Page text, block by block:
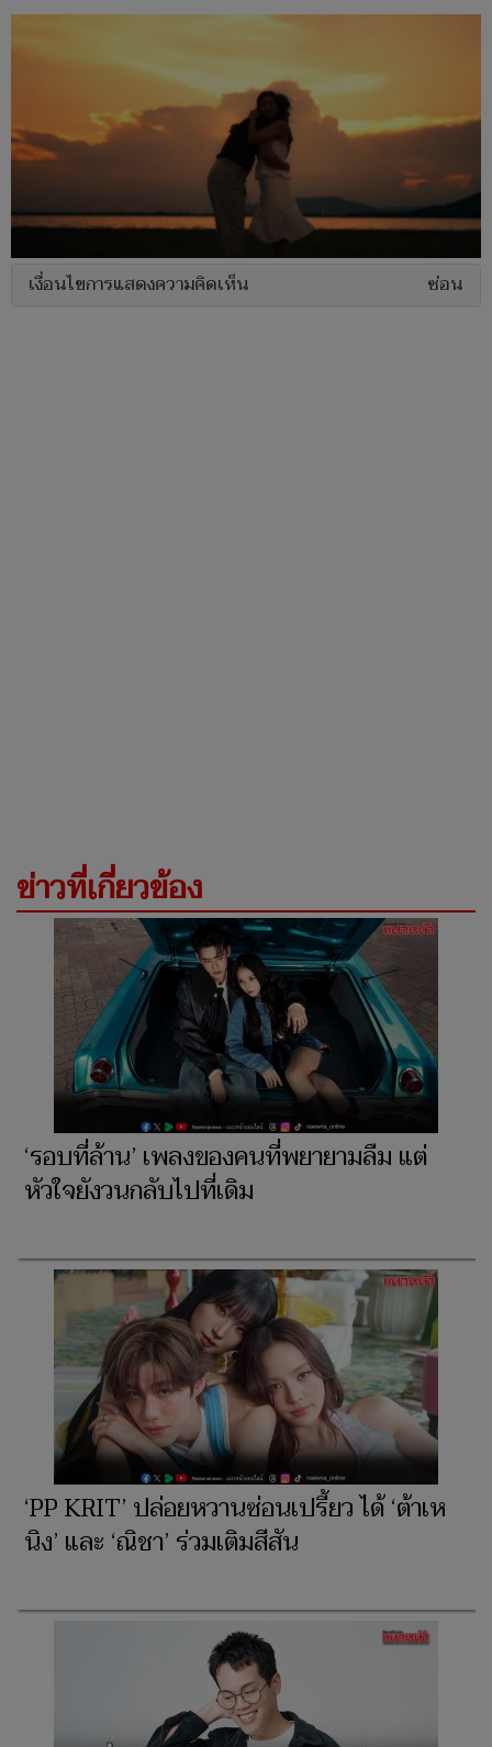
เงื่อนไขการแสดงความคิดเห็น ซ่อน
ข่าวที่เกี่ยวข้อง
‘รอบที่ล้าน’ เพลงของคนที่พยายามลืม แต่
หัวใจยังวนกลับไปที่เดิม
‘PP KRIT’ ปล่อยหวานซ่อนเปรี้ยว ได้ ‘ต้าเห
นิง’ และ ‘ณิชา’ ร่วมเติมสีสัน